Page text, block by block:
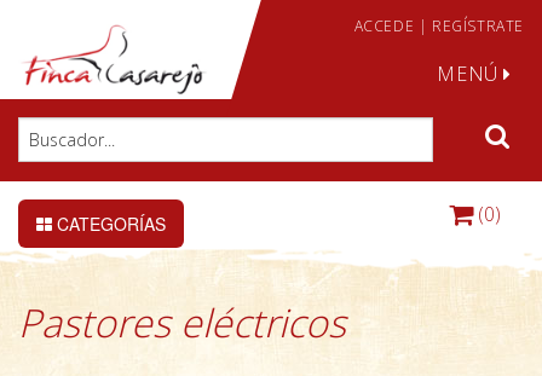
ACCEDE | REGÍSTRATE
MENÚ
CATEGORÍAS (0)
Pastores eléctricos